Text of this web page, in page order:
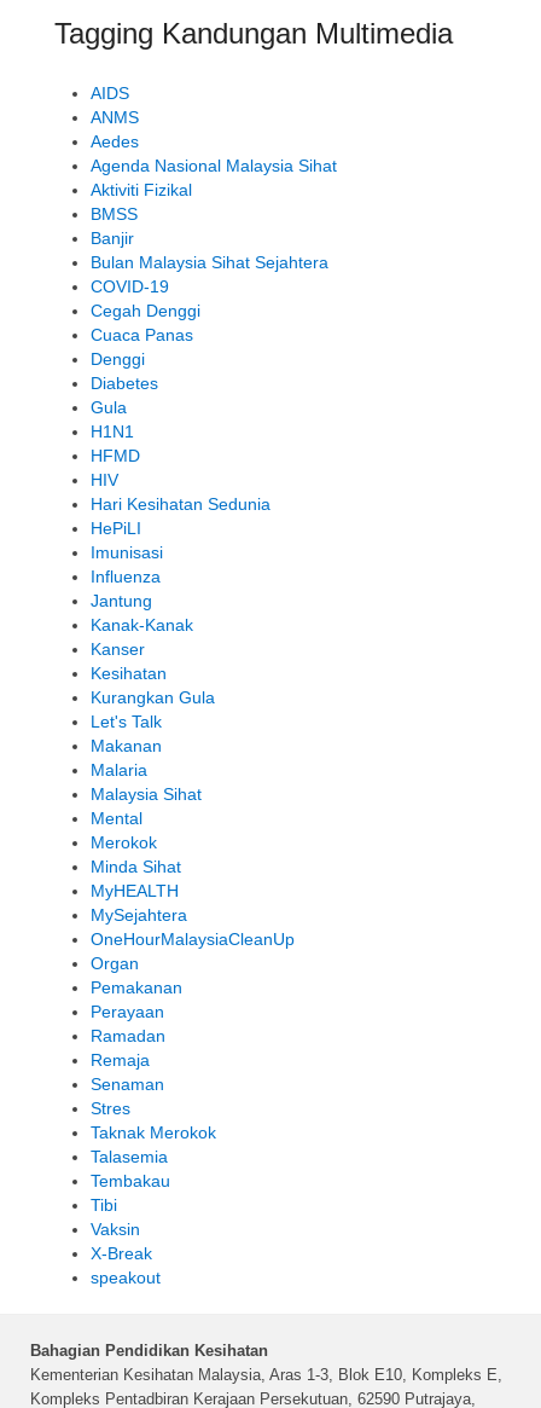
Tagging Kandungan Multimedia
AIDS
ANMS
Aedes
Agenda Nasional Malaysia Sihat
Aktiviti Fizikal
BMSS
Banjir
Bulan Malaysia Sihat Sejahtera
COVID-19
Cegah Denggi
Cuaca Panas
Denggi
Diabetes
Gula
H1N1
HFMD
HIV
Hari Kesihatan Sedunia
HePiLI
Imunisasi
Influenza
Jantung
Kanak-Kanak
Kanser
Kesihatan
Kurangkan Gula
Let's Talk
Makanan
Malaria
Malaysia Sihat
Mental
Merokok
Minda Sihat
MyHEALTH
MySejahtera
OneHourMalaysiaCleanUp
Organ
Pemakanan
Perayaan
Ramadan
Remaja
Senaman
Stres
Taknak Merokok
Talasemia
Tembakau
Tibi
Vaksin
X-Break
speakout
Bahagian Pendidikan Kesihatan
Kementerian Kesihatan Malaysia, Aras 1-3, Blok E10, Kompleks E,
Kompleks Pentadbiran Kerajaan Persekutuan, 62590 Putrajaya,